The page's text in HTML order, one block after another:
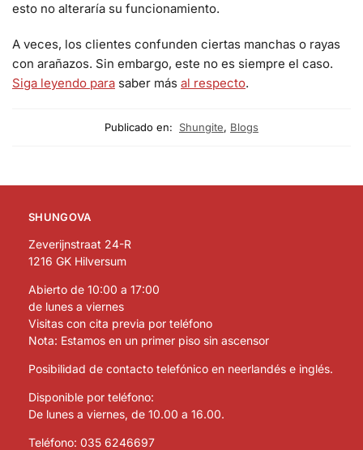
esto no alteraría su funcionamiento.
A veces, los clientes confunden ciertas manchas o rayas
con arañazos. Sin embargo, este no es siempre el caso.
Siga leyendo para saber más al respecto.
Publicado en: Shungite, Blogs
SHUNGOVA
Zeverijnstraat 24-R
1216 GK Hilversum
Abierto de 10:00 a 17:00
de lunes a viernes
Visitas con cita previa por teléfono
Nota: Estamos en un primer piso sin ascensor
Posibilidad de contacto telefónico en neerlandés e inglés.
Disponible por teléfono:
De lunes a viernes, de 10.00 a 16.00.
Teléfono: 035 6246697